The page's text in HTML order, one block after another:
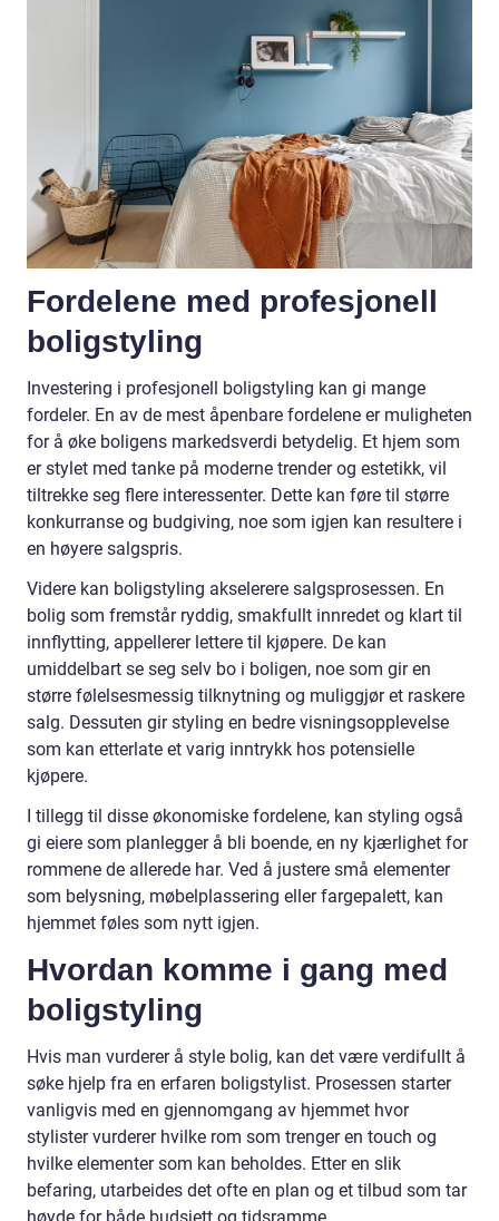
Fordelene med profesjonell
boligstyling
Investering i profesjonell boligstyling kan gi mange
fordeler. En av de mest åpenbare fordelene er muligheten
for å øke boligens markedsverdi betydelig. Et hjem som
er stylet med tanke på moderne trender og estetikk, vil
tiltrekke seg flere interessenter. Dette kan føre til større
konkurranse og budgiving, noe som igjen kan resultere i
en høyere salgspris.
Videre kan boligstyling akselerere salgsprosessen. En
bolig som fremstår ryddig, smakfullt innredet og klart til
innflytting, appellerer lettere til kjøpere. De kan
umiddelbart se seg selv bo i boligen, noe som gir en
større følelsesmessig tilknytning og muliggjør et raskere
salg. Dessuten gir styling en bedre visningsopplevelse
som kan etterlate et varig inntrykk hos potensielle
kjøpere.
I tillegg til disse økonomiske fordelene, kan styling også
gi eiere som planlegger å bli boende, en ny kjærlighet for
rommene de allerede har. Ved å justere små elementer
som belysning, møbelplassering eller fargepalett, kan
hjemmet føles som nytt igjen.
Hvordan komme i gang med
boligstyling
Hvis man vurderer å style bolig, kan det være verdifullt å
søke hjelp fra en erfaren boligstylist. Prosessen starter
vanligvis med en gjennomgang av hjemmet hvor
stylister vurderer hvilke rom som trenger en touch og
hvilke elementer som kan beholdes. Etter en slik
befaring, utarbeides det ofte en plan og et tilbud som tar